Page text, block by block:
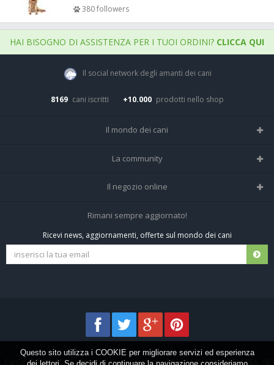
380 followers
HAI BISOGNO DI ASSISTENZA PER I TUOI ORDINI? CLICCA QUI
Il social network degli amanti dei cani
8169 cani iscritti +10.000 prodotti nello shop
Il mondo dei cani
Tutte le razze
La community
Home
Tutti i cani iscritti
Il negozio online
Negozio per cani
Spedizioni e resi
Rimani sempre aggiornato!
Ricevi news, aggiornamenti, offerte sul mondo dei cani
Cani.it © 2013-2026 •Privacy•Frezza Network S.R.L. P.I. 01821400676 REA: TE
Questo sito utilizza i COOKIE per migliorare servizi ed esperienza